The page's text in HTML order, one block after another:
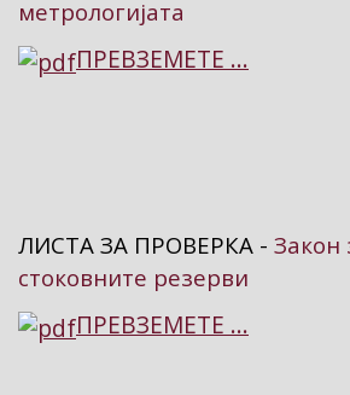
метрологијата
ПРЕВЗЕМЕТЕ ...
ЛИСТА ЗА ПРОВЕРКА - Закон
стоковните резерви
ПРЕВЗЕМЕТЕ ...